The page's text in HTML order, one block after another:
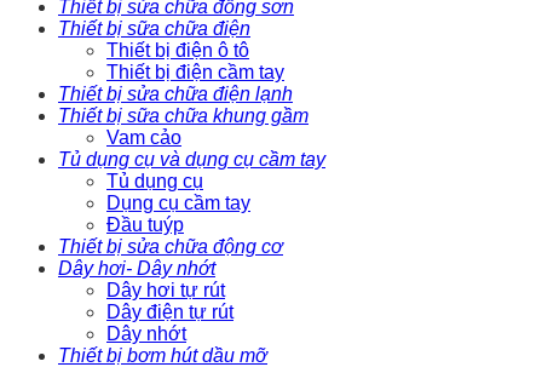
Thiết bị sửa chữa đồng sơn
Thiết bị sữa chữa điện
Thiết bị điện ô tô
Thiết bị điện cầm tay
Thiết bị sửa chữa điện lạnh
Thiết bị sữa chữa khung gầm
Vam cảo
Tủ dụng cụ và dụng cụ cầm tay
Tủ dụng cụ
Dụng cụ cầm tay
Đầu tuýp
Thiết bị sửa chữa động cơ
Dây hơi- Dây nhớt
Dây hơi tự rút
Dây điện tự rút
Dây nhớt
Thiết bị bơm hút dầu mỡ